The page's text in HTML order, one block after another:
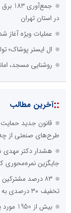
در استان تهران
عملیات ویژه آغاز
ال ایستر پوشاک؛
روشنایی مسجد،
::آخرین مطالب
قانون جدید حمایت
طرح‌های صنعتی از
هشدار دکتر مهدی
جایگزین نمره‌محوری
۸۳ درصد
تخفیف ۳۰ درصدی به ۷۲۲ هزار مشترک تهرانی
بیش